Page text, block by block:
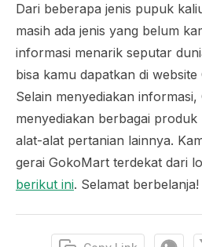
Dari beberapa jenis pupuk
masih ada jenis yang belum
informasi menarik seputar
bisa kamu dapatkan di
Selain menyediakan
menyediakan berbagai
alat-alat pertanian lainnya.
gerai GokoMart terdekat dari
berikut ini. Selamat berbelanja!